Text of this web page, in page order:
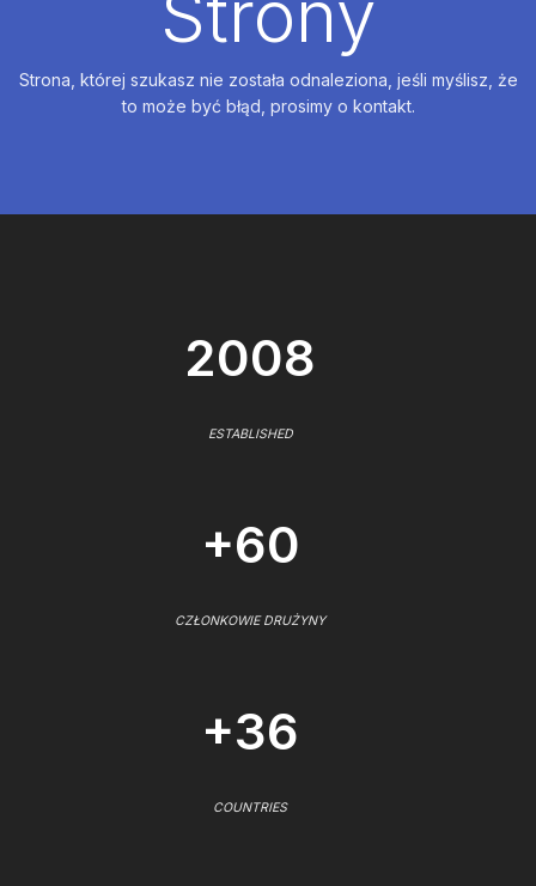
Strona, której szukasz nie została odnaleziona, jeśli myślisz, że
to może być błąd, prosimy o kontakt.
2008
ESTABLISHED
+60
CZŁONKOWIE DRUŻYNY
+36
COUNTRIES